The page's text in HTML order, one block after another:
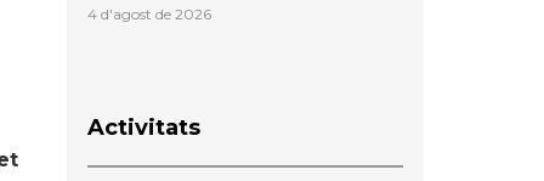
4 d'agost de 2026
Activitats